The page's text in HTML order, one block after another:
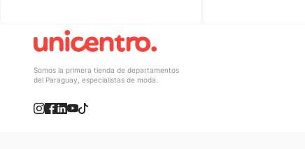
Somos la primera tienda de departamentos
del Paraguay, especialistas de moda.